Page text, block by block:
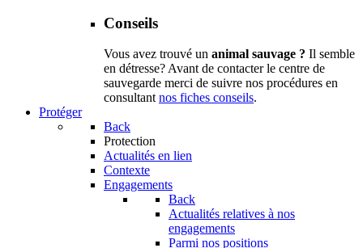
Conseils
Vous avez trouvé un animal sauvage ? Il semble
en détresse? Avant de contacter le centre de
sauvegarde merci de suivre nos procédures en
consultantnos fiches conseils.
Protéger
Back
Protection
Actualités en lien
Contexte
Engagements
Back
Actualités relatives à nos
engagements
Parmi nos positions